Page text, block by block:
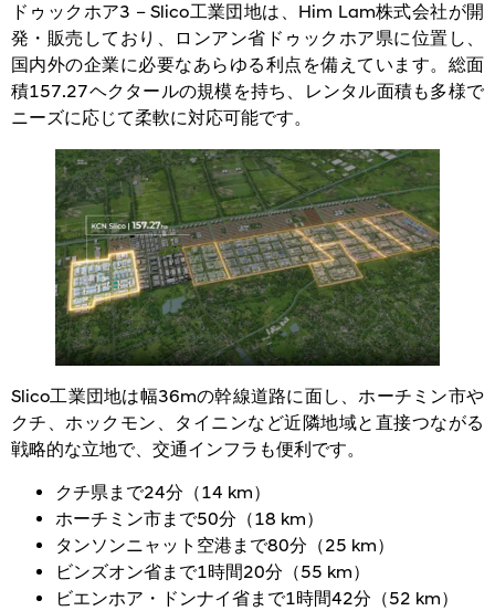
ドゥックホア3 – Slico工業団地は、Him Lam株式会社が開
発・販売しており、ロンアン省ドゥックホア県に位置し、
国内外の企業に必要なあらゆる利点を備えています。総面
積157.27ヘクタールの規模を持ち、レンタル面積も多様で
ニーズに応じて柔軟に対応可能です。
Slico工業団地は幅36mの幹線道路に面し、ホーチミン市や
クチ、ホックモン、タイニンなど近隣地域と直接つながる
戦略的な立地で、交通インフラも便利です。
クチ県まで24分（14 km）
ホーチミン市まで50分（18 km）
タンソンニャット空港まで80分（25 km）
ビンズオン省まで1時間20分（55 km）
ビエンホア・ドンナイ省まで1時間42分（52 km）